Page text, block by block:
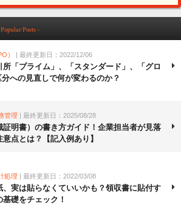
Posts -
） | 最終更新日：2022/12/06
所「プライム」、「スタンダード」、「グロ
への見直しで何が変わるのか？
管理 | 最終更新日：2025/08/28
証明書）の書き方ガイド！企業担当者が見落
点とは？【記入例あり】
処理 | 最終更新日：2022/03/08
、実は貼らなくていいかも？領収書に貼付す
礎をチェック！